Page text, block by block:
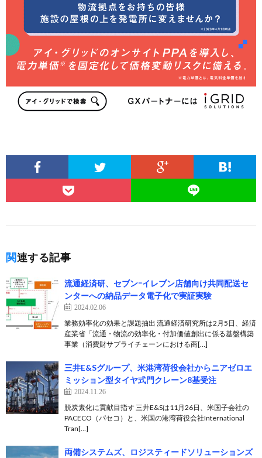
関連する記事
流通経済研、セブンｰイレブン店舗向け共同配送セ
ンターへの納品データ電子化で実証実験
2024.02.06
業務効率化の効果と課題抽出 流通経済研究所は2月5日、経済
産業省「流通・物流の効率化・付加価値創出に係る基盤構築
事業（消費財サプライチェーンにおける商[…]
三井E&Sグループ、米港湾荷役会社からニアゼロエ
ミッション型タイヤ式門クレーン8基受注
2024.11.26
脱炭素化に貢献目指す 三井E&Sは11月26日、米国子会社の
PACECO（パセコ）と、米国の港湾荷役会社International
Tran[…]
両備システムズ、ロジスティードソリューションズ